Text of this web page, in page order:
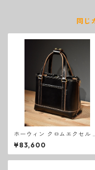
同じ
ホーウィン クロムエクセル
ートバッグ M
¥83,600